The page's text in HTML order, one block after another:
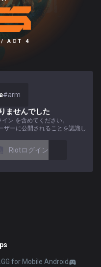
ACT 4
#arm
ませんでした
ン を含めてください。
ザーに公開されることを認識し
Riotログイン
for Mobile Android